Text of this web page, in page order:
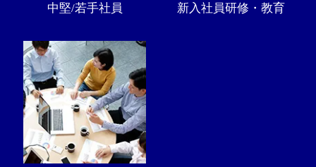
中堅/若手社員 新入社員研修・教育